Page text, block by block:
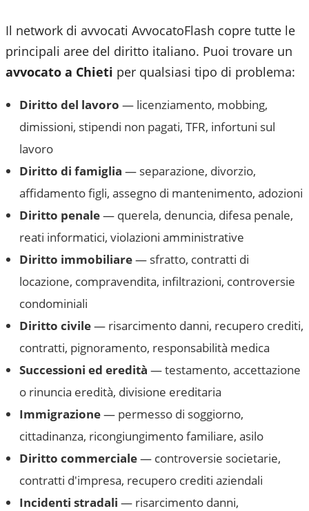
Il network di avvocati AvvocatoFlash copre tutte le
principali aree del diritto italiano. Puoi trovare un
avvocato a Chieti per qualsiasi tipo di problema:
Diritto del lavoro — licenziamento, mobbing,
dimissioni, stipendi non pagati, TFR, infortuni sul
lavoro
Diritto di famiglia — separazione, divorzio,
affidamento figli, assegno di mantenimento, adozioni
Diritto penale— querela, denuncia, difesa penale,
reati informatici, violazioni amministrative
Diritto immobiliare— sfratto, contratti di
locazione, compravendita, infiltrazioni, controversie
condominiali
Diritto civile— risarcimento danni, recupero crediti,
contratti, pignoramento, responsabilità medica
Successioni ed eredità — testamento, accettazione
o rinuncia eredità, divisione ereditaria
Immigrazione— permesso di soggiorno,
cittadinanza, ricongiungimento familiare, asilo
Diritto commerciale— controversie societarie,
contratti d'impresa, recupero crediti aziendali
Incidenti stradali — risarcimento danni,